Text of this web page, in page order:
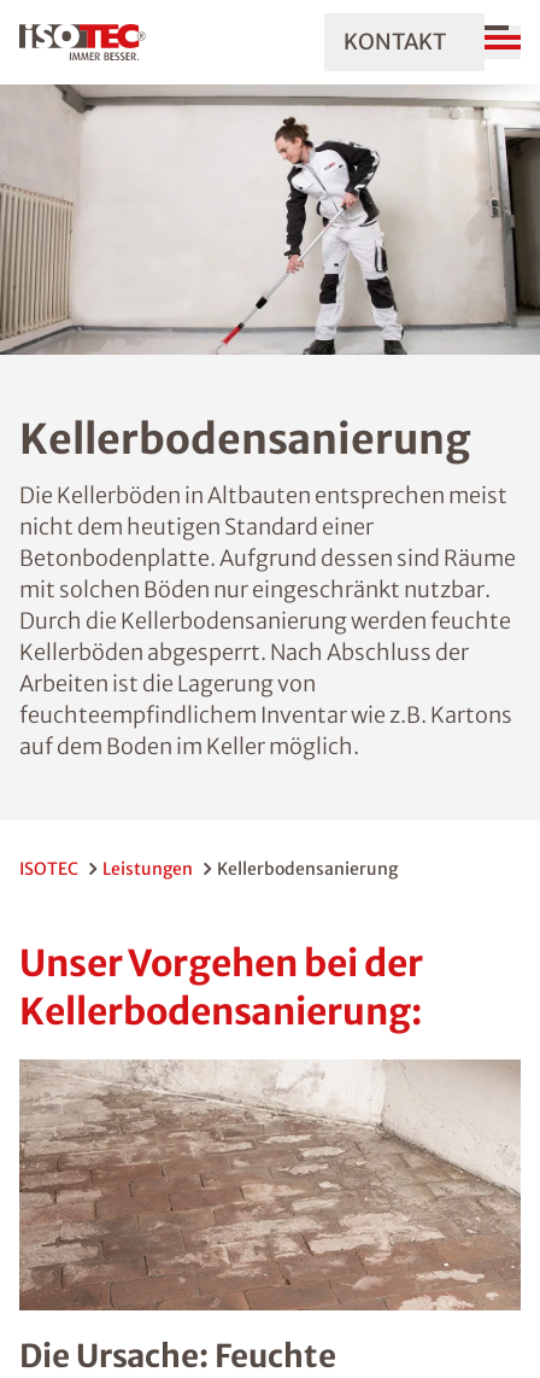
KONTAKT
Kellerbodensanierung
Die Kellerböden in Altbauten entsprechen meist
nicht dem heutigen Standard einer
Betonbodenplatte. Aufgrund dessen sind Räume
mit solchen Böden nur eingeschränkt nutzbar.
Durch die Kellerbodensanierung werden feuchte
Kellerböden abgesperrt. Nach Abschluss der
Arbeiten ist die Lagerung von
feuchteempfindlichem Inventar wie z.B. Kartons
auf dem Boden im Keller möglich.
ISOTEC Leistungen Kellerbodensanierung
Unser Vorgehen bei der
Kellerbodensanierung:
Die Ursache: Feuchte